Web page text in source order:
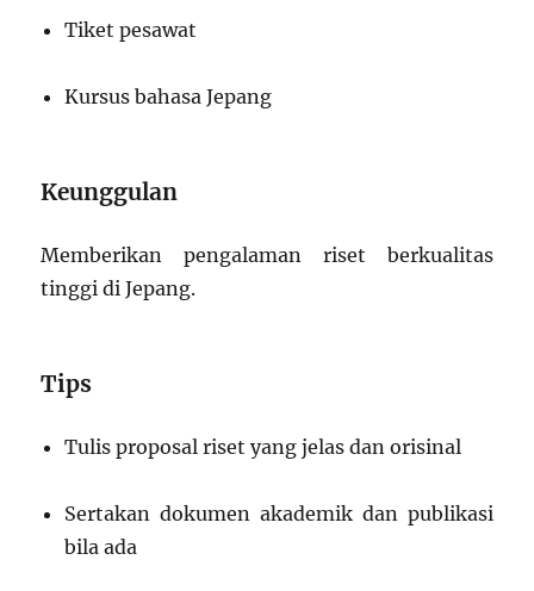
Tiket pesawat
Kursus bahasa Jepang
Keunggulan
Memberikan pengalaman riset berkualitas
tinggi di Jepang.
Tips
Tulis proposal riset yang jelas dan orisinal
Sertakan dokumen akademik dan publikasi
bila ada